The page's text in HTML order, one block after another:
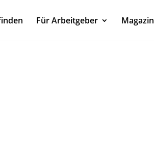
Für Arbeitgeber Magazin